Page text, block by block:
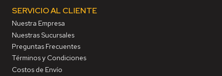
SERVICIO AL CLIENTE
Nuestra Empresa
Nuestras Sucursales
Preguntas Frecuentes
Términos y Condiciones
Costos de Envío